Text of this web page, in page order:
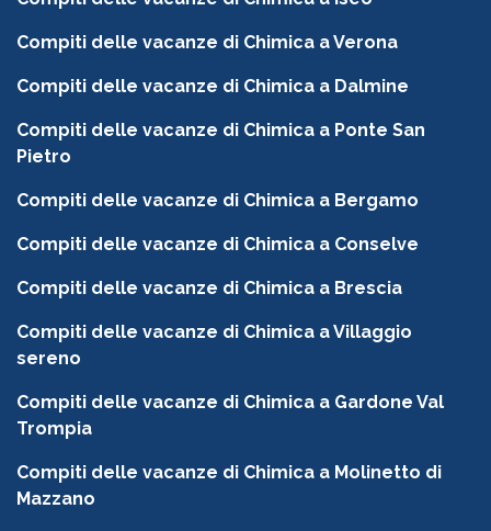
Compiti delle vacanze di Chimica a Verona
Compiti delle vacanze di Chimica a Dalmine
Compiti delle vacanze di Chimica a Ponte San
Pietro
Compiti delle vacanze di Chimica a Bergamo
Compiti delle vacanze di Chimica a Conselve
Compiti delle vacanze di Chimica a Brescia
Compiti delle vacanze di Chimica a Villaggio
sereno
Compiti delle vacanze di Chimica a Gardone Val
Trompia
Compiti delle vacanze di Chimica a Molinetto di
Mazzano